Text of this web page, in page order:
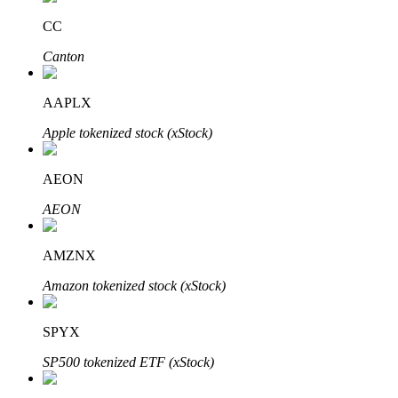
Блокировки BTR
Сервис заимствований, обеспеченных криптовалютой
CC
Canton
AAPLX
Apple tokenized stock (xStock)
AEON
AEON
AMZNX
Amazon tokenized stock (xStock)
SPYX
SP500 tokenized ETF (xStock)